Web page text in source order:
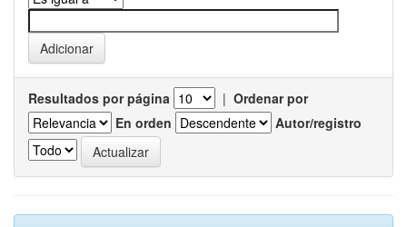
Resultados por página | Ordenar por
En orden
Autor/registro